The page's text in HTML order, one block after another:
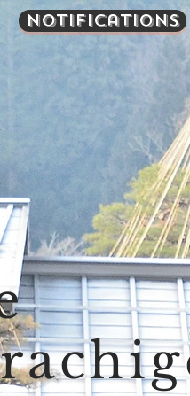
Notifications